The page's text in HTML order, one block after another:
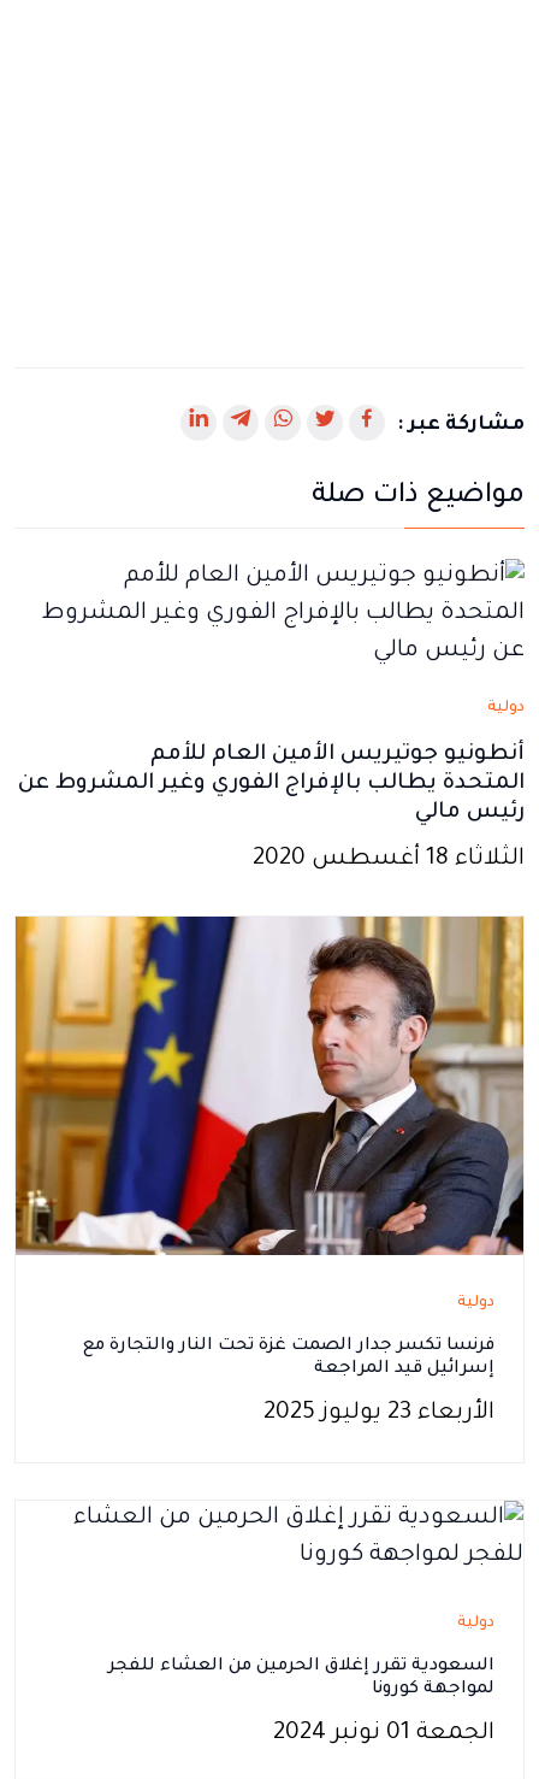
مشاركة عبر :
رابط
في
جديدة
رابط
في
جديدة
رابط
جديدة
رابط
جديدة
رابط
جديدة
مواضيع ذات صلة
دولية
أنطونيو جوتيريس الأمين العام للأمم
المتحدة يطالب بالإفراج الفوري وغير المشروط عن
رئيس مالي
الثلاثاء 18 أغسطس 2020
دولية
فرنسا تكسر جدار الصمت غزة تحت النار والتجارة مع
إسرائيل قيد المراجعة
الأربعاء 23 يوليوز 2025
دولية
السعودية تقرر إغلاق الحرمين من العشاء للفجر
لمواجهة كورونا
الجمعة 01 نونبر 2024